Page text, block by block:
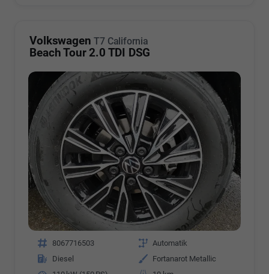
Volkswagen T7 California
Beach Tour 2.0 TDI DSG
Fahrzeugnr. 8067716503 Getriebe Automatik
Kraftstoff
Diesel Außenfarbe
Fortanarot Metallic